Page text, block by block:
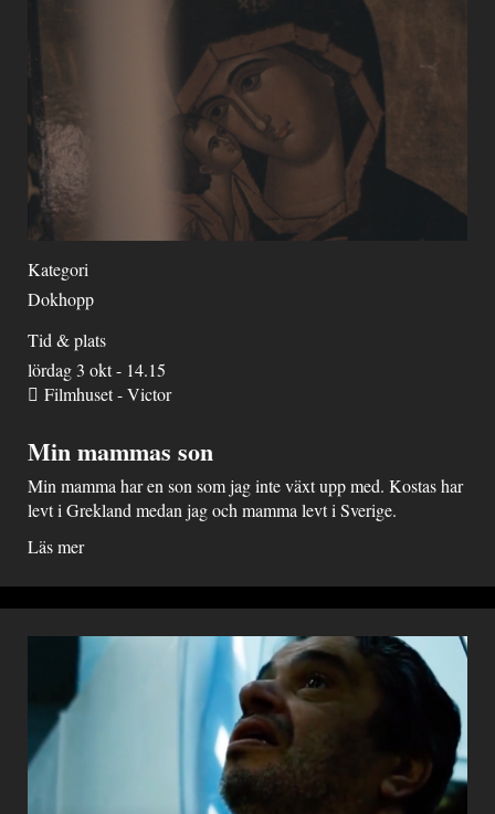
Kategori
Dokhopp
Tid & plats
lördag 3 okt - 14.15
Filmhuset - Victor
Min mammas son
Min mamma har en son som jag inte växt upp med. Kostas har
levt i Grekland medan jag och mamma levt i Sverige.
Läs mer